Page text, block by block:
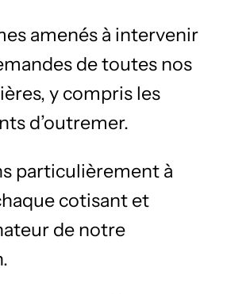
amenés à intervenir
de toutes nos
y compris les
d’outremer.
particulièrement à
cotisant et
de notre